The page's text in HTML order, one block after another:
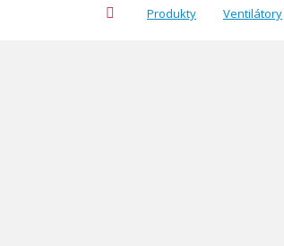
Produkty Ventilátory